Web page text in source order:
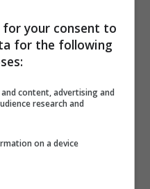
your consent to
for the following
content, advertising and
research and
on a device